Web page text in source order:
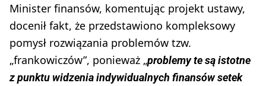
Minister finansów, komentując projekt ustawy,
docenił fakt, że przedstawiono kompleksowy
pomysł rozwiązania problemów tzw.
„frankowiczów”, ponieważ „problemy te są istotne
z punktu widzenia indywidualnych finansów setek